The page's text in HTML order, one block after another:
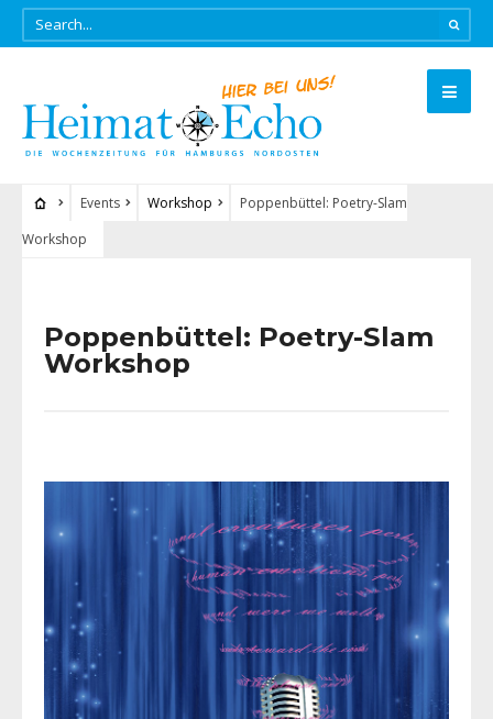
Events Workshop
Poppenbüttel: Poetry-Slam
Workshop
Poppenbüttel: Poetry-Slam
Workshop